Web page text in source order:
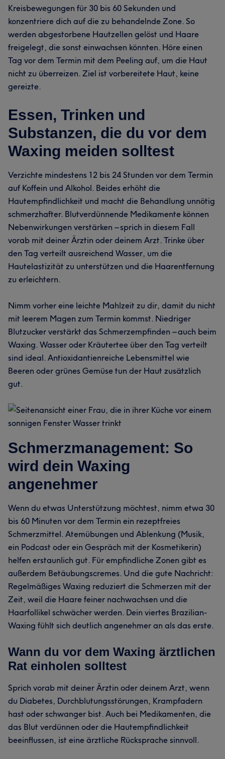
Kreisbewegungen für 30 bis 60 Sekunden und
konzentriere dich auf die zu behandelnde Zone. So
werden abgestorbene Hautzellen gelöst und Haare
freigelegt, die sonst einwachsen könnten. Höre einen
Tag vor dem Termin mit dem Peeling auf, um die Haut
nicht zu überreizen. Ziel ist vorbereitete Haut, keine
gereizte.
Essen, Trinken und
Substanzen, die du vor dem
Waxing meiden solltest
Verzichte mindestens 12 bis 24 Stunden vor dem Termin
auf Koffein und Alkohol. Beides erhöht die
Hautempfindlichkeit und macht die Behandlung unnötig
schmerzhafter. Blutverdünnende Medikamente können
Nebenwirkungen verstärken – sprich in diesem Fall
vorab mit deiner Ärztin oder deinem Arzt. Trinke über
den Tag verteilt ausreichend Wasser, um die
Hautelastizität zu unterstützen und die Haarentfernung
zu erleichtern.
Nimm vorher eine leichte Mahlzeit zu dir, damit du nicht
mit leerem Magen zum Termin kommst. Niedriger
Blutzucker verstärkt das Schmerzempfinden – auch beim
Waxing. Wasser oder Kräutertee über den Tag verteilt
sind ideal. Antioxidantienreiche Lebensmittel wie
Beeren oder grünes Gemüse tun der Haut zusätzlich
gut.
Schmerzmanagement: So
wird dein Waxing
angenehmer
Wenn du etwas Unterstützung möchtest, nimm etwa 30
bis 60 Minuten vor dem Termin ein rezeptfreies
Schmerzmittel. Atemübungen und Ablenkung (Musik,
ein Podcast oder ein Gespräch mit der Kosmetikerin)
helfen erstaunlich gut. Für empfindliche Zonen gibt es
außerdem Betäubungscremes. Und die gute Nachricht:
Regelmäßiges Waxing reduziert die Schmerzen mit der
Zeit, weil die Haare feiner nachwachsen und die
Haarfollikel schwächer werden. Dein viertes Brazilian-
Waxing fühlt sich deutlich angenehmer an als das erste.
Wann du vor dem Waxing ärztlichen
Rat einholen solltest
Sprich vorab mit deiner Ärztin oder deinem Arzt, wenn
du Diabetes, Durchblutungsstörungen, Krampfadern
hast oder schwanger bist. Auch bei Medikamenten, die
das Blut verdünnen oder die Hautempfindlichkeit
beeinflussen, ist eine ärztliche Rücksprache sinnvoll.